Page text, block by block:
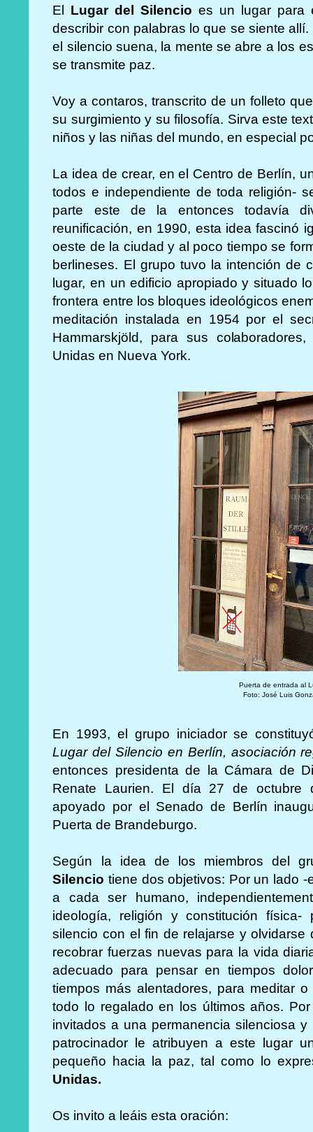
El Lugar del Silencio es un lugar para
describir con palabras lo que se siente
el silencio suena, la mente se abre a los
se transmite paz.
Voy a contaros, transcrito de un folleto
su surgimiento y su filosofía. Sirva este
niños y las niñas del mundo, en especial
La idea de crear, en el Centro de Berlín,
todos e independiente de toda religión-
parte este de la entonces todavía
reunificación, en 1990, esta idea fascinó
oeste de la ciudad y al poco tiempo se
berlineses. El grupo tuvo la intención de
lugar, en un edificio apropiado y situado
frontera entre los bloques ideológicos
meditación instalada en 1954 por el
Hammarskjöld, para sus
Unidas en Nueva York.
Puerta de entrada al
Foto: José Luis
En 1993, el grupo iniciador se
Lugar del Silencio en Berlín, asociación
entonces presidenta de la Cámara de
Renate Laurien. El día 27 de octubre
apoyado por el Senado de Berlín
Puerta de Brandeburgo.
Según la idea de los miembros del
Silencio tiene dos objetivos: Por un lado
a cada ser humano,
ideología, religión y constitución
silencio con el fin de relajarse y
recobrar fuerzas nuevas para la vida
adecuado para pensar en tiempos
tiempos más alentadores, para meditar
todo lo regalado en los últimos años.
invitados a una permanencia silenciosa
patrocinador le atribuyen a este lugar
pequeño hacia la paz, tal como lo
Unidas.
Os invito a leáis esta oración: